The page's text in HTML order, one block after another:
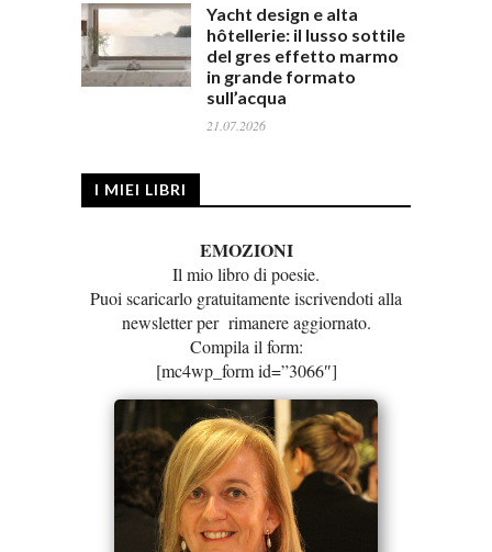
Yacht design e alta
hôtellerie: il lusso sottile
del gres effetto marmo
in grande formato
sull’acqua
21.07.2026
I MIEI LIBRI
EMOZIONI
Il mio libro di poesie.
Puoi scaricarlo gratuitamente iscrivendoti alla
newsletter per rimanere aggiornato.
Compila il form:
[mc4wp_form id=”3066″]